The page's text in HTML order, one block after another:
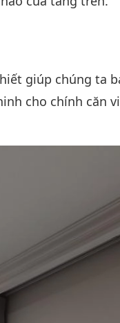
giúp chúng ta
cho chính căn